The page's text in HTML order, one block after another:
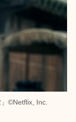
©︎Netflix, Inc.